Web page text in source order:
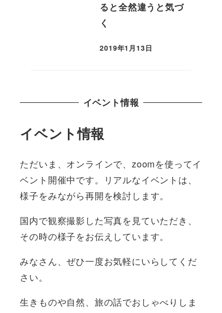
ると全然違うと気づ
く
投稿日
2019年1月13日
イベント情報
イベント情報
ただいま、オンラインで、zoomを使ってイ
ベント開催中です。リアルなイベントは、
様子をみながら再開を検討します。
国内で観察撮影した写真を見ていただき、
その時の様子をお伝えしています。
みなさん、ぜひ一度お気軽にいらしてくだ
さい。
生きものや自然、旅の話でおしゃべりしま